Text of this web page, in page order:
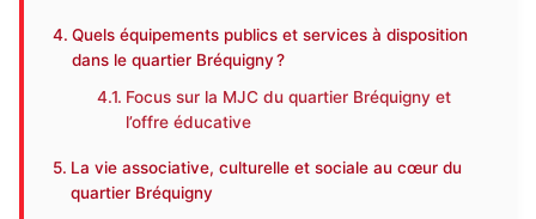
Quels équipements publics et services à disposition
dans le quartier Bréquigny ?
Focus sur la MJC du quartier Bréquigny et
l’offre éducative
La vie associative, culturelle et sociale au cœur du
quartier Bréquigny